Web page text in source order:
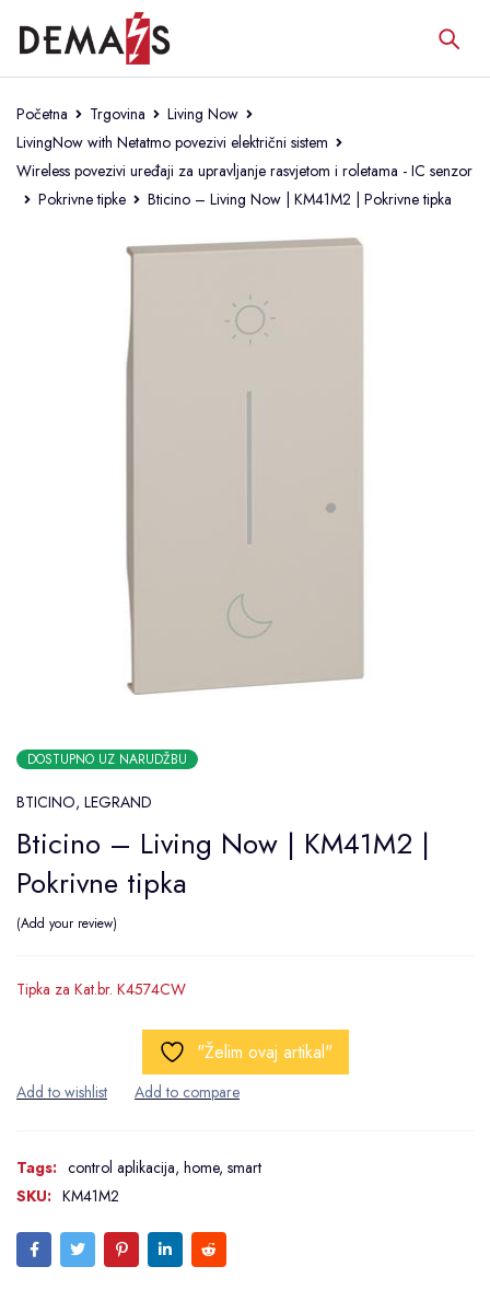
Početna Trgovina
Living Now
LivingNow with Netatmo povezivi električni sistem
Wireless povezivi uređaji za upravljanje rasvjetom i roletama - IC senzor
Pokrivne tipke
Bticino – Living Now | KM41M2 | Pokrivne tipka
DOSTUPNO UZ NARUDŽBU
BTICINO, LEGRAND
Bticino – Living Now | KM41M2 |
Pokrivne tipka
Add your review
Tipka za Kat.br. K4574CW
"Želim ovaj artikal"
Tags: control aplikacija, home, smart
SKU: KM41M2